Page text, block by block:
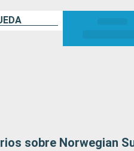
sobre Norwegian